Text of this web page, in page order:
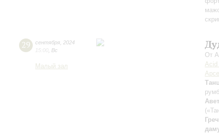
29 сентября 2024
15:00 Вс
Малый зал
От
Acid